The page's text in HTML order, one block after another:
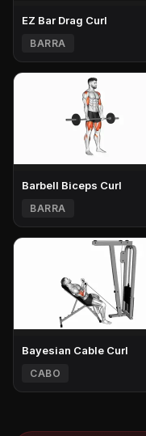
EZ Bar Drag Curl
BARRA
Barbell Biceps Curl
BARRA
Bayesian Cable Curl
CABO